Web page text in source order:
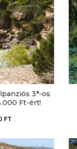
3*-os
Ft-ért!
FT